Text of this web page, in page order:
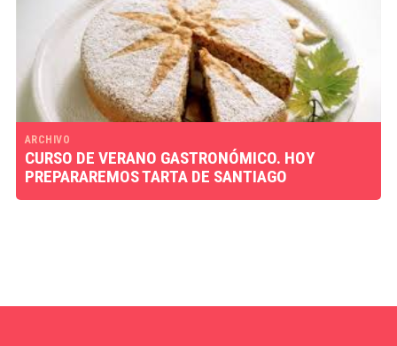
ARCHIVO
CURSO DE VERANO GASTRONÓMICO. HOY
PREPARAREMOS TARTA DE SANTIAGO